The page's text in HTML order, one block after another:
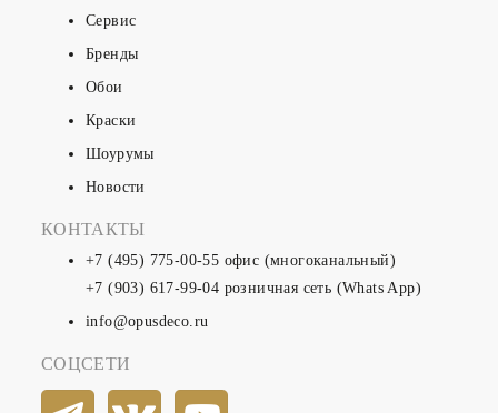
Сервис
Бренды
Обои
Краски
Шоурумы
Новости
КОНТАКТЫ
+7 (495) 775-00-55 офис (многоканальный)
+7 (903) 617-99-04 розничная сеть (Whats App)
info@opusdeco.ru
СОЦСЕТИ